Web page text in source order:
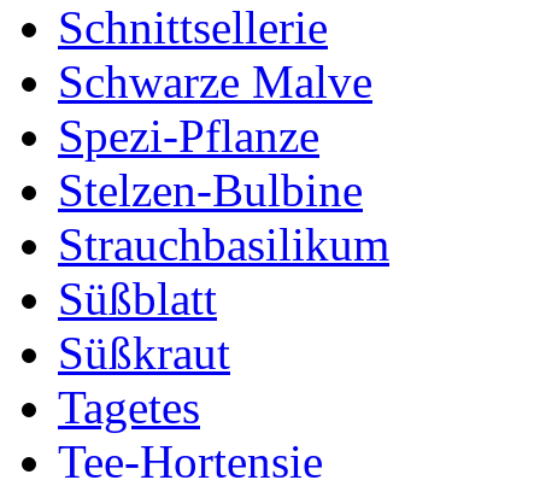
Schnittsellerie
Schwarze Malve
Spezi-Pflanze
Stelzen-Bulbine
Strauchbasilikum
Süßblatt
Süßkraut
Tagetes
Tee-Hortensie